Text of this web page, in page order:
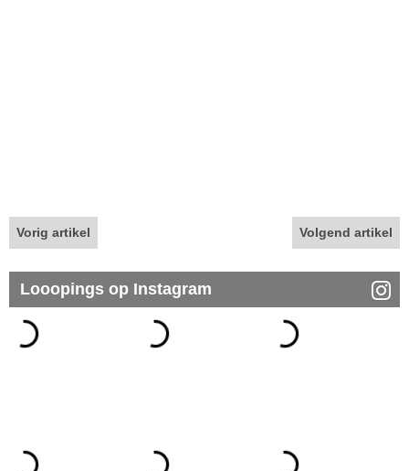
Vorig artikel Volgend artikel
Looopings op Instagram